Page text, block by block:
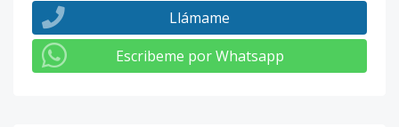
Llámame
Escribeme por Whatsapp